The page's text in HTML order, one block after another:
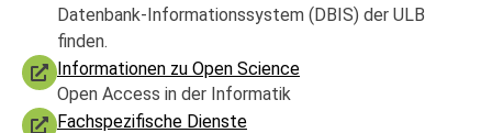
Datenbank-Informationssystem (DBIS) der ULB
finden.
Informationen zu Open Science
Open Access in der Informatik
Fachspezifische Dienste